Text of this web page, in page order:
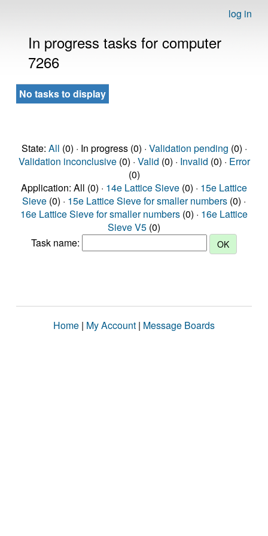
log in
In progress tasks for computer
7266
No tasks to display
State: All (0) · In progress (0) · Validation pending (0) ·
Validation inconclusive(0) · Valid (0) · Invalid (0) · Error
(0)
Application: All (0) · 14e Lattice Sieve (0) · 15e Lattice
Sieve (0) · 15e Lattice Sieve for smaller numbers (0) ·
16e Lattice Sieve for smaller numbers (0) · 16e Lattice
Sieve V5 (0)
Task name:
Home | My Account | Message Boards